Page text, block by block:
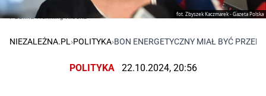
fot. Zbyszek Kaczmarek - Gazeta Polska
Paulina Henning-Kloska
NIEZALEŻNA.PL ›POLITYKA›BON ENERGETYCZNY MIAŁ BYĆ
POLITYKA 22.10.2024, 20:56